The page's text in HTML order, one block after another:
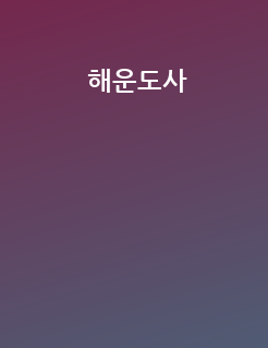
해운도사